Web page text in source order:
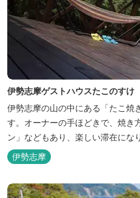
伊勢志摩ゲストハウスたこのすけ
伊勢志摩の山の中にある「たこ焼
す。オーナーの手ほどきで、焼き
ン」などもあり、楽しい滞在にな
伊勢志摩